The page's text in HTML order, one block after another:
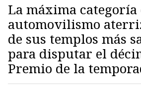
La máxima categoría
automovilismo
de sus templos más
para disputar el
Premio de la